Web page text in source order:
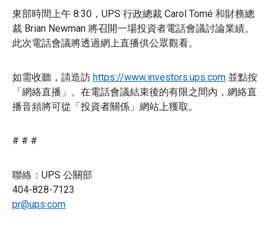
東部時間上午 8:30，UPS 行政總裁 Carol Tomé 和財務總
裁 Brian Newman 將召開一場投資者電話會議討論業績。
此次電話會議將透過網上直播供公眾觀看。
如需收聽，請造訪 https://www.investors.ups.com 並點按
「網絡直播」。在電話會議結束後的有限之間內，網絡直
播音頻將可從「投資者關係」網站上獲取。
# # #
聯絡：UPS 公關部
404-828-7123
pr@ups.com